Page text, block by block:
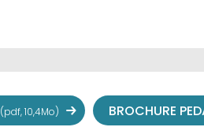
(pdf, 10,4Mo) BROCHURE